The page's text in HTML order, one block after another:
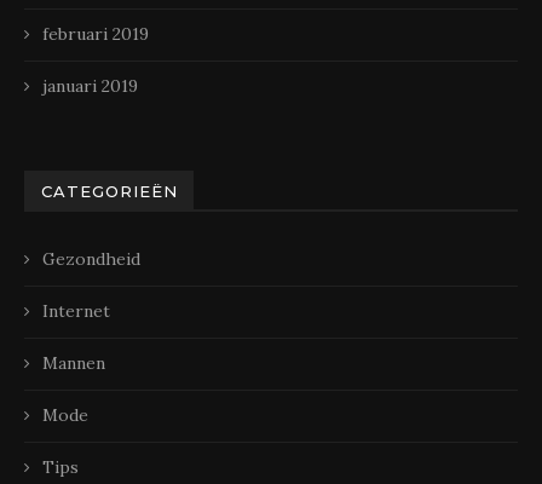
februari 2019
januari 2019
CATEGORIEËN
Gezondheid
Internet
Mannen
Mode
Tips